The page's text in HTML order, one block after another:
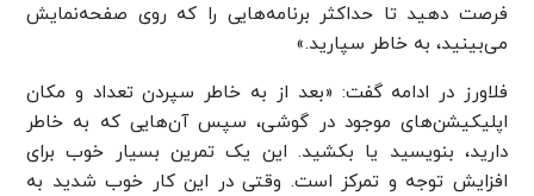
فرصت دهید تا حداکثر برنامه‌هایی را که روی صفحه‌نمایش
می‌بینید، به خاطر سپارید.»
فلاورز در ادامه گفت: «بعد از به خاطر سپردن تعداد و مکان
اپلیکیشن‌های موجود در گوشی، سپس آن‌‌‌هایی که به خاطر
دارید، بنویسید یا بکشید. این یک تمرین بسیار خوب برای
افزایش توجه و تمرکز است. وقتی در این کار خوب شدید به